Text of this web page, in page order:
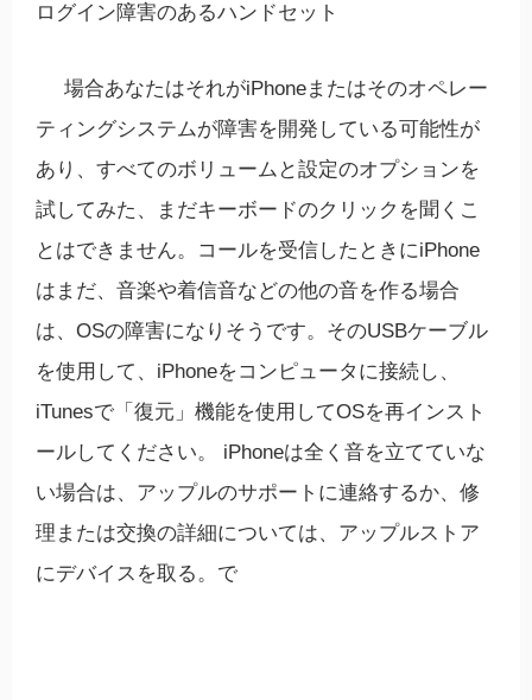
ログイン障害のあるハンドセット
場合あなたはそれがiPhoneまたはそのオペレー
ティングシステムが障害を開発している可能性が
あり、すべてのボリュームと設定のオプションを
試してみた、まだキーボードのクリックを聞くこ
とはできません。コー​​ルを受信したときにiPhone
はまだ、音楽や着信音などの他の音を作る場合
は、OSの障害になりそうです。そのUSBケーブル
を使用して、iPhoneをコンピュータに接続し、
iTunesで「復元」機能を使用してOSを再インスト
ールしてください。 iPhoneは全く音を立てていな
い場合は、アップルのサポートに連絡するか、修
理または交換の詳細については、アップルストア
にデバイスを取る。で